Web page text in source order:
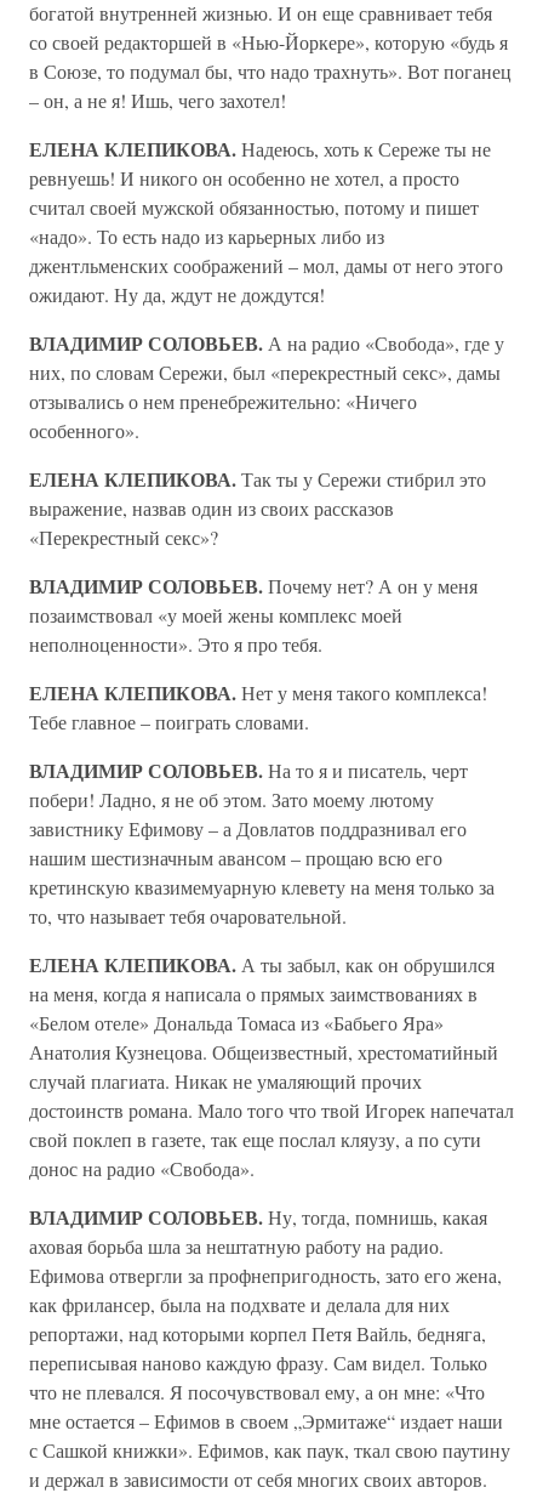
богатой внутренней жизнью. И он еще сравнивает тебя
со своей редакторшей в «Нью-Йоркере», которую «будь я
в Союзе, то подумал бы, что надо трахнуть». Вот поганец
– он, а не я! Ишь, чего захотел!
ЕЛЕНА КЛЕПИКОВА.Надеюсь, хоть к Сереже ты не
ревнуешь! И никого он особенно не хотел, а просто
считал своей мужской обязанностью, потому и пишет
«надо». То есть надо из карьерных либо из
джентльменских соображений – мол, дамы от него этого
ожидают. Ну да, ждут не дождутся!
ВЛАДИМИР СОЛОВЬЕВ. А на радио «Свобода», где у
них, по словам Сережи, был «перекрестный секс», дамы
отзывались о нем пренебрежительно: «Ничего
особенного».
ЕЛЕНА КЛЕПИКОВА.Так ты у Сережи стибрил это
выражение, назвав один из своих рассказов
«Перекрестный секс»?
ВЛАДИМИР СОЛОВЬЕВ.Почему нет? А он у меня
позаимствовал «у моей жены комплекс моей
неполноценности». Это я про тебя.
ЕЛЕНА КЛЕПИКОВА.Нет у меня такого комплекса!
Тебе главное – поиграть словами.
ВЛАДИМИР СОЛОВЬЕВ.На то я и писатель, черт
побери! Ладно, я не об этом. Зато моему лютому
завистнику Ефимову – а Довлатов поддразнивал его
нашим шестизначным авансом – прощаю всю его
кретинскую квазимемуарную клевету на меня только за
то, что называет тебя очаровательной.
ЕЛЕНА КЛЕПИКОВА. А ты забыл, как он обрушился
на меня, когда я написала о прямых заимствованиях в
«Белом отеле» Дональда Томаса из «Бабьего Яра»
Анатолия Кузнецова. Общеизвестный, хрестоматийный
случай плагиата. Никак не умаляющий прочих
достоинств романа. Мало того что твой Игорек напечатал
свой поклеп в газете, так еще послал кляузу, а по сути
донос на радио «Свобода».
ВЛАДИМИР СОЛОВЬЕВ.Ну, тогда, помнишь, какая
аховая борьба шла за нештатную работу на радио.
Ефимова отвергли за профнепригодность, зато его жена,
как фрилансер, была на подхвате и делала для них
репортажи, над которыми корпел Петя Вайль, бедняга,
переписывая наново каждую фразу. Сам видел. Только
что не плевался. Я посочувствовал ему, а он мне: «Что
мне остается – Ефимов в своем „Эрмитаже“ издает наши
с Сашкой книжки». Ефимов, как паук, ткал свою паутину
и держал в зависимости от себя многих своих авторов.